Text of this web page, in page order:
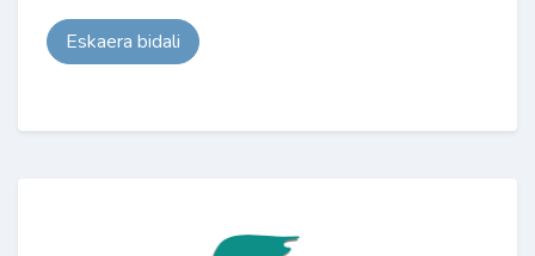
Eskaera bidali